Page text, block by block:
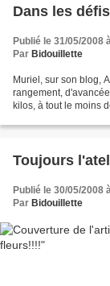
Dans les
Publié le 31/05/2008
Par Bidouillette
Muriel, sur son blog,
rangement,
kilos, à tout le moins
Toujours
Publié le 30/05/2008
Par Bidouillette